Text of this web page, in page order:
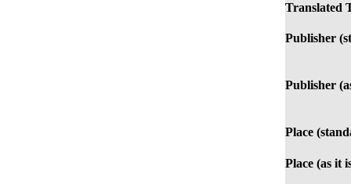
Translated
Publisher
Publisher
Place
Place (as it